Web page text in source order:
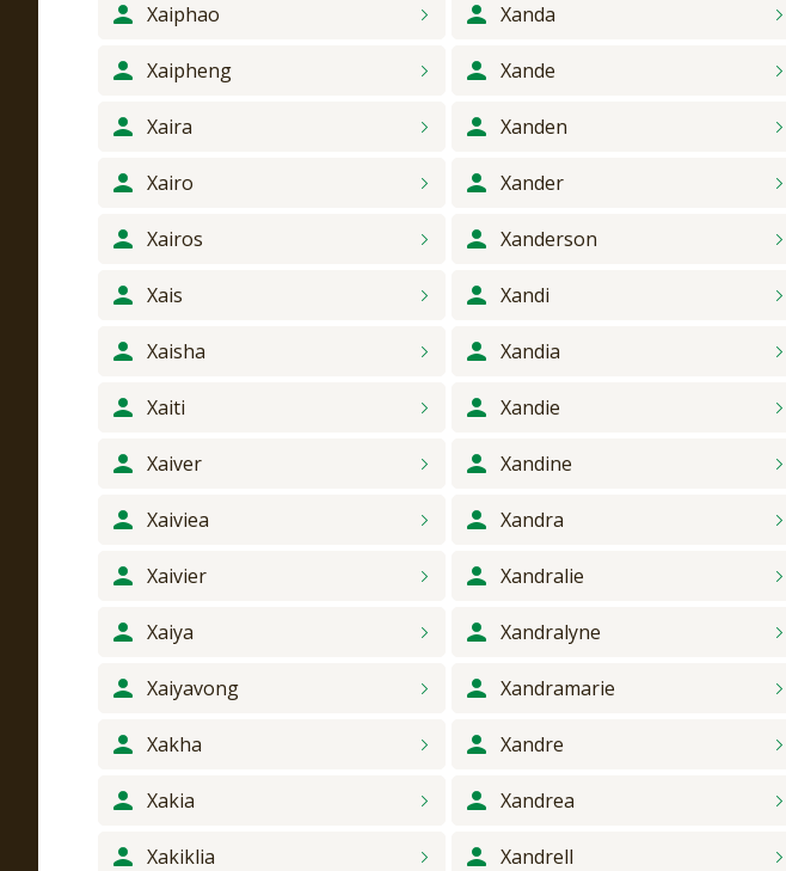
Xaiphao
Xaipheng
Xaira
Xairo
Xairos
Xais
Xaisha
Xaiti
Xaiver
Xaiviea
Xaivier
Xaiya
Xaiyavong
Xakha
Xakia
Xakiklia
Xanda
Xande
Xanden
Xander
Xanderson
Xandi
Xandia
Xandie
Xandine
Xandra
Xandralie
Xandralyne
Xandramarie
Xandre
Xandrea
Xandrell